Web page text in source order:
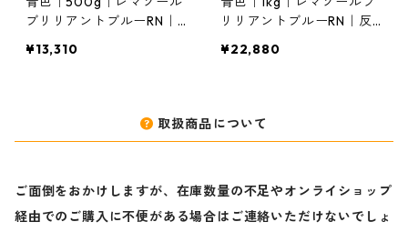
ブリリアントブルーRN｜
¥13,310
リリアントブルーRN｜反
¥22,880
取扱商品について
ご面倒をおかけしますが、在庫数量の不足やオンライショップ
経由でのご購入に不便がある場合はご連絡いただけないでしょ